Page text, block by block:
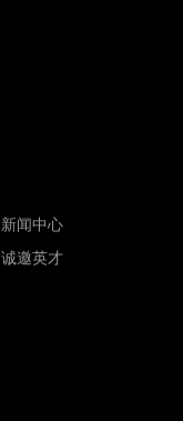
新闻中心
诚邀英才